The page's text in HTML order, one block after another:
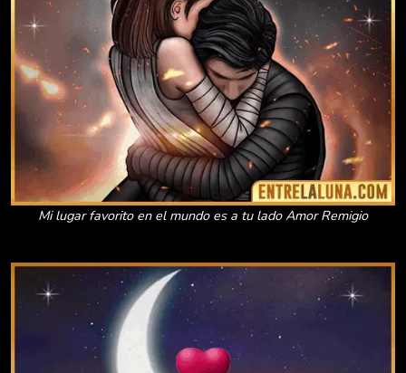
Mi lugar favorito en el mundo es a tu lado Amor Remigio